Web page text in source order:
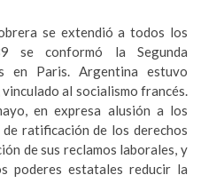
se extendió a todos los
se conformó la Segunda
en Paris. Argentina estuvo
al socialismo francés.
en expresa alusión a los
ratificación de los derechos
de sus reclamos laborales, y
poderes estatales reducir la